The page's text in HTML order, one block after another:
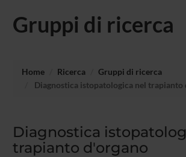
Gruppi di ricerca
Home Ricerca
Gruppi di ricerca
Diagnostica istopatologica nel trapianto
Diagnostica
trapianto d'organo